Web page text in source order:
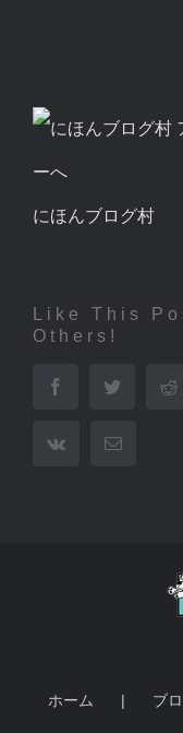
にほんブログ村
Like This
Others!
Facebook Twitter
Vk
電
ホーム ブ